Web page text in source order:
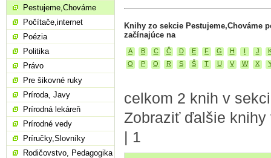
Knihy zo sekcie Pestujeme,Chováme
začínajúce na
A B C Č D E F G H I J
O
P Q R S Š T U V W X
celkom 2 knih v
Zobraziť ďalšie
| 1
Pestujeme,Chováme
Počítače,internet
Poézia
Politika
Právo
Pre šikovné ruky
Príroda, Javy
Prírodná lekáreň
Prírodné vedy
Príručky,Slovníky
Rodičovstvo, Pedagogika